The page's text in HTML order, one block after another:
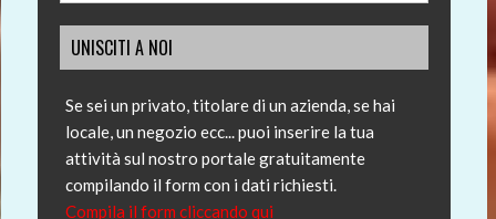
UNISCITI A NOI
Se sei un privato, titolare di un azienda, se hai
locale, un negozio ecc... puoi inserire la tua
attività sul nostro portale gratuitamente
compilando il form con i dati richiesti.
Compila il form cliccando qui